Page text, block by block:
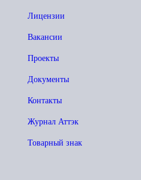
Лицензии
Вакансии
Проекты
Документы
Контакты
Журнал Аттэк
Товарный знак